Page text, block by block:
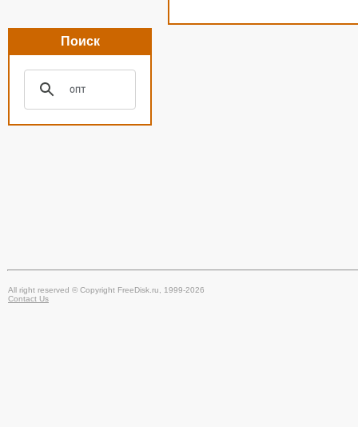
Поиск
All right reserved © Copyright FreeDisk.ru, 1999-2026
Contact Us